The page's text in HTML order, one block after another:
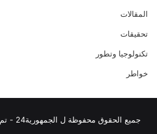
المقالات
تحقيقات
تكنولوجيا وتطور
خواطر
جميع الحقوق محفوظة ل الجمهورية24 - تم الانشاء عن طريق فاست برو